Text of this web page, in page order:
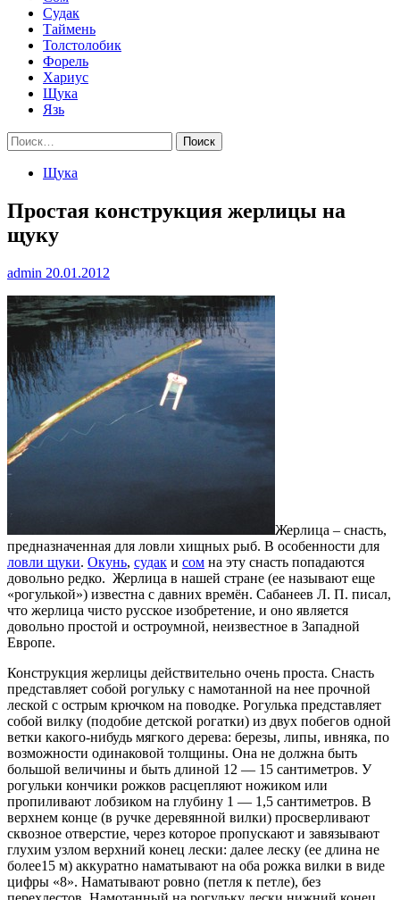
Судак
Таймень
Толстолобик
Форель
Хариус
Щука
Язь
Найти:
Щука
Простая конструкция жерлицы на
щуку
admin 20.01.2012
Жерлица – снасть,
предназначенная для ловли хищных рыб. В особенности для
ловли щуки. Окунь, судак и сом на эту снасть попадаются
довольно редко. Жерлица в нашей стране (ее называют еще
«рогулькой») известна с давних времён. Сабанеев Л. П. писал,
что жерлица чисто русское изобретение, и оно является
довольно простой и остроумной, неизвестное в Западной
Европе.
Конструкция жерлицы действительно очень проста. Снасть
представляет собой рогульку с намотанной на нее прочной
леской с острым крючком на поводке. Рогулька представляет
собой вилку (подобие детской рогатки) из двух побегов одной
ветки какого-нибудь мягкого дерева: березы, липы, ивняка, по
возможности одинаковой толщины. Она не должна быть
большой величины и быть длиной 12 — 15 сантиметров. У
рогульки кончики рожков расцепляют ножиком или
пропиливают лобзиком на глубину 1 — 1,5 сантиметров. В
верхнем конце (в ручке деревянной вилки) просверливают
сквозное отверстие, через которое пропускают и завязывают
глухим узлом верхний конец лески: далее леску (ее длина не
более15 м) аккуратно наматывают на оба рожка вилки в виде
цифры «8». Наматывают ровно (петля к петле), без